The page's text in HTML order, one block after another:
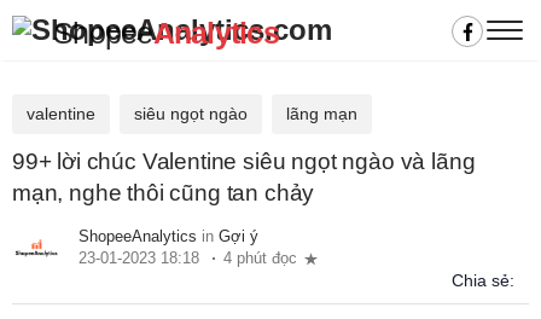
ShopeeAnalytics
valentine siêu ngọt ngào lãng mạn
99+ lời chúc Valentine siêu ngọt ngào và lãng
mạn, nghe thôi cũng tan chảy
ShopeeAnalytics in Gợi ý
23-01-2023 18:18
4 phút đọc
Chia sẻ: